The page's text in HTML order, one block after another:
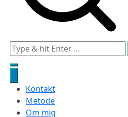
Search
for:
Kontakt
Metode
Om mig